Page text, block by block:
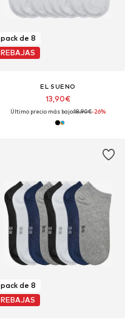
pack de 8
REBAJAS
EL SUENO
13,90€
Último precio más bajo:18,90€-26%
pack de 8
REBAJAS